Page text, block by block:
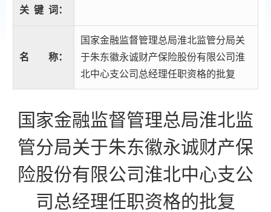
关 键 词：
名 称：
国家金融监督管理总局淮北监管分局关
于朱东徽永诚财产保险股份有限公司淮
北中心支公司总经理任职资格的批复
国家金融监督管理总局淮北监
管分局关于朱东徽永诚财产保
险股份有限公司淮北中心支公
司总经理任职资格的批复